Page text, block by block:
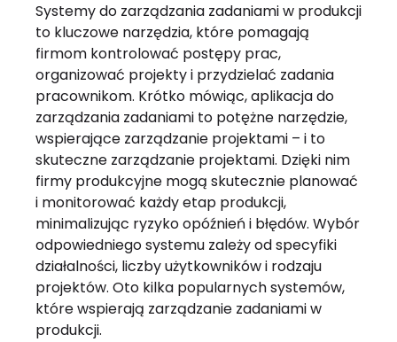
Systemy do zarządzania zadaniami w produkcji
to kluczowe narzędzia, które pomagają
firmom kontrolować postępy prac,
organizować projekty i przydzielać zadania
pracownikom. Krótko mówiąc, aplikacja do
zarządzania zadaniami to potężne narzędzie,
wspierające zarządzanie projektami – i to
skuteczne zarządzanie projektami. Dzięki nim
firmy produkcyjne mogą skutecznie planować
i monitorować każdy etap produkcji,
minimalizując ryzyko opóźnień i błędów. Wybór
odpowiedniego systemu zależy od specyfiki
działalności, liczby użytkowników i rodzaju
projektów. Oto kilka popularnych systemów,
które wspierają zarządzanie zadaniami w
produkcji.